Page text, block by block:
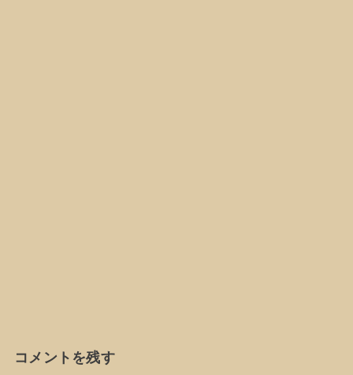
コメントを残す